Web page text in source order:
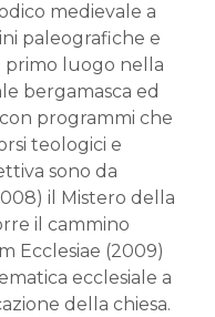
medievale a
paleografiche e
luogo nella
bergamasca ed
programmi che
teologici e
sono da
il Mistero della
il cammino
Ecclesiae (2009)
ecclesiale a
della chiesa.